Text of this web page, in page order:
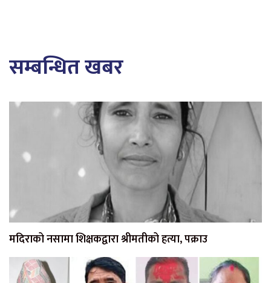
सम्बन्धित खबर
मदिराको नसामा शिक्षकद्वारा श्रीमतीको हत्या, पक्राउ